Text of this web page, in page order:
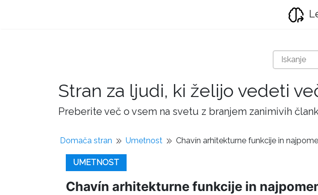
Stran za ljudi, ki želijo vedeti
Preberite več o vsem na svetu z branjem zanimivih
Domača stran Umetnost Chavín arhitekturne funkcije in
UMETNOST
Chavín arhitekturne funkcije in